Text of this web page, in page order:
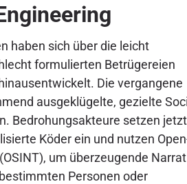
haben sich über die leicht
formulierten Betrügereien
Die vergangene
ausgeklügelte, gezielte
Bedrohungsakteure setzen jetzt
Köder ein und nutzen
um überzeugende
Personen oder